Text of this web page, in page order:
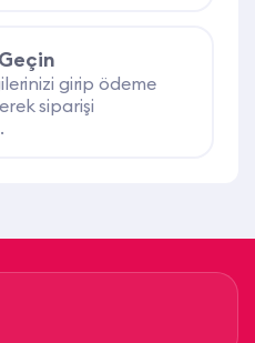
girip ödeme
siparişi